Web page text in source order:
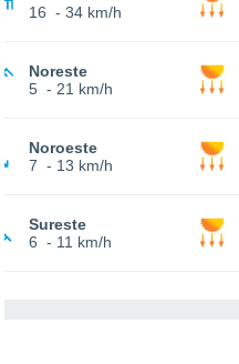
16 - 34 km/h
Noreste
5 - 21 km/h
Noroeste
7 - 13 km/h
Sureste
6 - 11 km/h